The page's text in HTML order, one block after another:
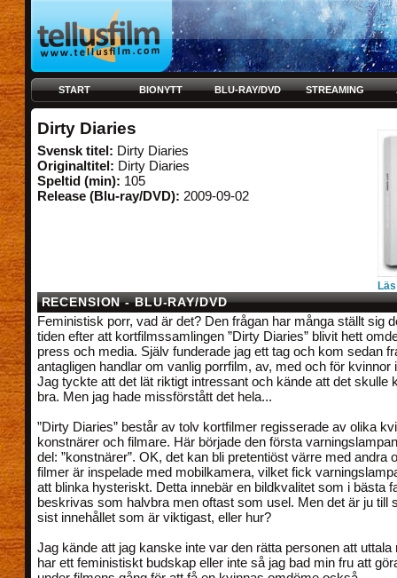
START BIONYTT BLU-RAY/DVD STREAMING
Dirty Diaries
Svensk titel: Dirty Diaries
Originaltitel: Dirty Diaries
Speltid (min): 105
Release (Blu-ray/DVD): 2009-09-02
RECENSION - BLU-RAY/DVD
Feministisk porr, vad är det? Den frågan har många ställt sig
tiden efter att kortfilmssamlingen ”Dirty Diaries” blivit hett
press och media. Själv funderade jag ett tag och kom sedan
antagligen handlar om vanlig porrfilm, av, med och för kvinnor
Jag tyckte att det lät riktigt intressant och kände att det skulle
bra. Men jag hade missförstått det hela...
”Dirty Diaries” består av tolv kortfilmer regisserade av olika
konstnärer och filmare. Här började den första
del: ”konstnärer”. OK, det kan bli pretentiöst värre med andra
filmer är inspelade med mobilkamera, vilket fick
att blinka hysteriskt. Detta innebär en bildkvalitet som i bästa
beskrivas som halvbra men oftast som usel. Men det är ju till
sist innehållet som är viktigast, eller hur?
Jag kände att jag kanske inte var den rätta personen att uttala
har ett feministiskt budskap eller inte så jag bad min fru att